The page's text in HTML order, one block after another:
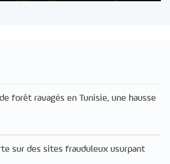
forêt ravagés en Tunisie, une hausse
sur des sites frauduleux usurpant